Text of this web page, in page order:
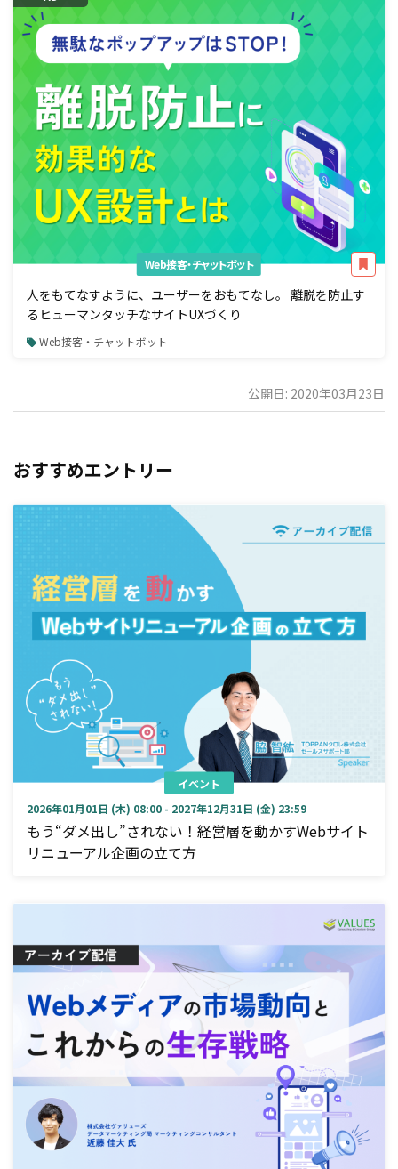
Web接客・チャットボット
人をもてなすように、ユーザーをおもてなし。 離脱を防止す
るヒューマンタッチなサイトUXづくり
Web接客・チャットボット
公開日: 2020年03月23日
おすすめエントリー
イベント
2026年01月01日 (木) 08:00 - 2027年12月31日 (金) 23:59
もう“ダメ出し”されない！経営層を動かすWebサイト
リニューアル企画の立て方